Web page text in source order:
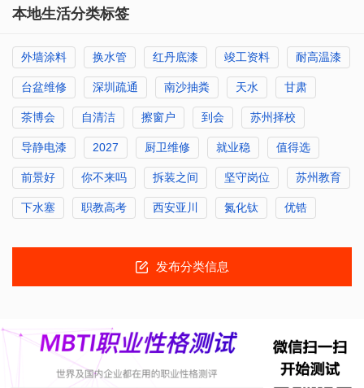
本地生活分类标签
外墙涂料 换水管 红丹底漆 竣工资料 耐高温漆
台盆维修 深圳疏通 南沙抽粪 天水 甘肃
茶博会 自清洁 擦窗户 到会 苏州择校
导静电漆 2027 厨卫维修 就业稳 值得选
前景好 你不来吗 拆装之间 坚守岗位 苏州教育
下水塞 职教高考 西安亚川 氮化钛 优锆
发布分类信息